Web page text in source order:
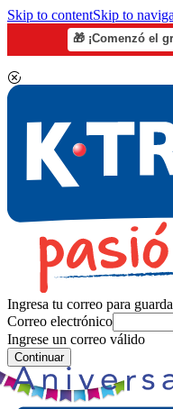
Skip to contentSkip to
🎁 ¡Comenzó el
Ingresa tu correo para
Correo electrónico
Ingrese un correo válido
Continuar